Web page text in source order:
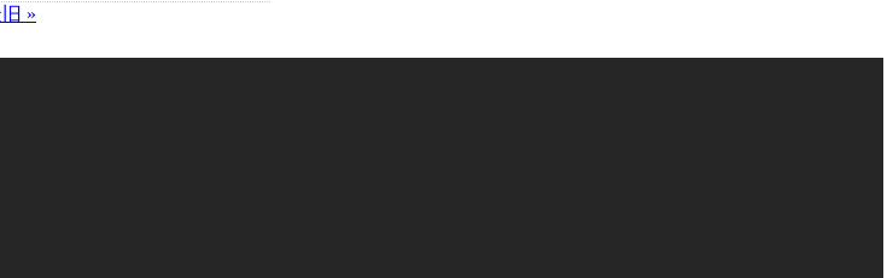
»